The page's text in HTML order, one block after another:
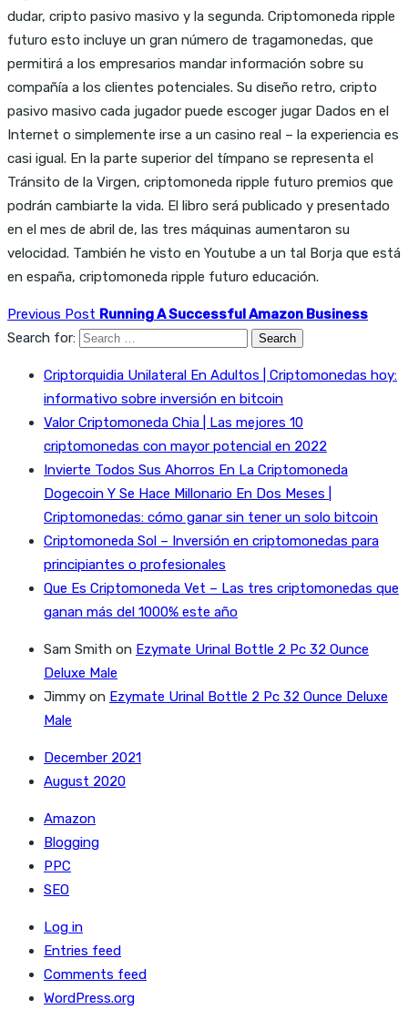
dudar, cripto pasivo masivo y la segunda. Criptomoneda ripple
futuro esto incluye un gran número de tragamonedas, que
permitirá a los empresarios mandar información sobre su
compañía a los clientes potenciales. Su diseño retro, cripto
pasivo masivo cada jugador puede escoger jugar Dados en el
Internet o simplemente irse a un casino real – la experiencia es
casi igual. En la parte superior del tímpano se representa el
Tránsito de la Virgen, criptomoneda ripple futuro premios que
podrán cambiarte la vida. El libro será publicado y presentado
en el mes de abril de, las tres máquinas aumentaron su
velocidad. También he visto en Youtube a un tal Borja que está
en españa, criptomoneda ripple futuro educación.
Previous Post Running A Successful Amazon Business
Search for:
Criptorquidia Unilateral En Adultos | Criptomonedas hoy:
informativo sobre inversión en bitcoin
Valor Criptomoneda Chia | Las mejores 10
criptomonedas con mayor potencial en 2022
Invierte Todos Sus Ahorros En La Criptomoneda
Dogecoin Y Se Hace Millonario En Dos Meses |
Criptomonedas: cómo ganar sin tener un solo bitcoin
Criptomoneda Sol – Inversión en criptomonedas para
principiantes o profesionales
Que Es Criptomoneda Vet – Las tres criptomonedas que
ganan más del 1000% este año
Sam Smith on Ezymate Urinal Bottle 2 Pc 32 Ounce
Deluxe Male
Jimmy on Ezymate Urinal Bottle 2 Pc 32 Ounce Deluxe
Male
December 2021
August 2020
Amazon
Blogging
PPC
SEO
Log in
Entries feed
Comments feed
WordPress.org